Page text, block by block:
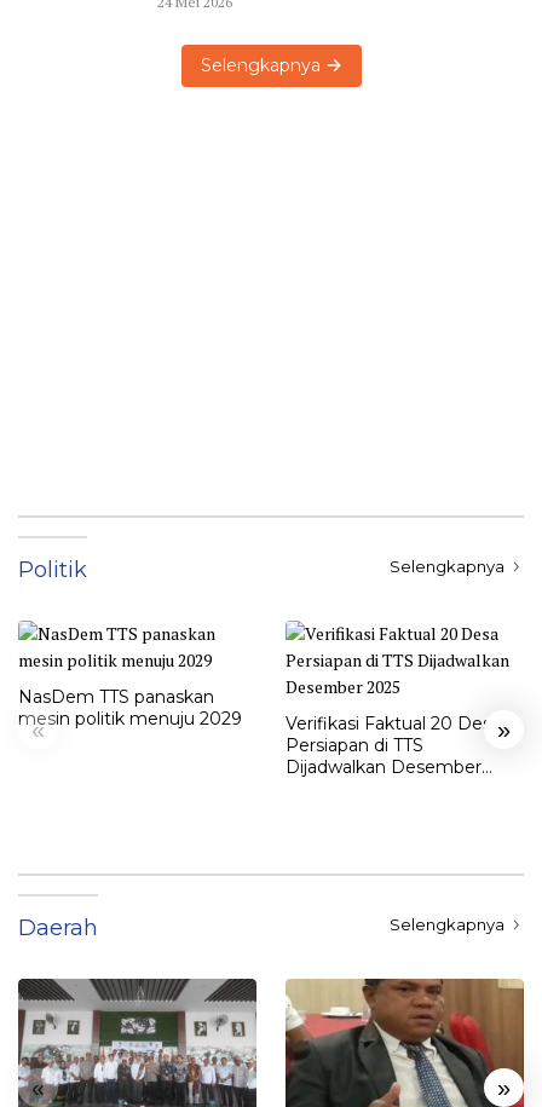
Selengkapnya
Politik Selengkapnya
« »
NasDem TTS panaskan
mesin politik menuju 2029
Verifikasi Faktual 20 Desa
Persiapan di TTS
Dijadwalkan Desember
Daerah Selengkapnya
« »